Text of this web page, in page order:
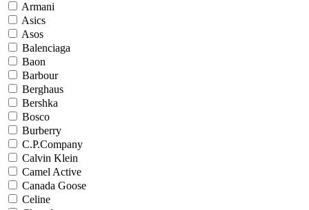
Armani
Asics
Asos
Balenciaga
Baon
Barbour
Berghaus
Bershka
Bosco
Burberry
C.P.Company
Calvin Klein
Camel Active
Canada Goose
Celine